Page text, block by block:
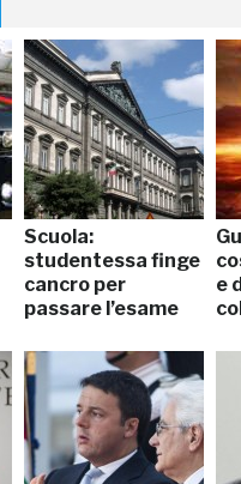
Scuola:
studentessa finge
cancro per
passare l’esame
e